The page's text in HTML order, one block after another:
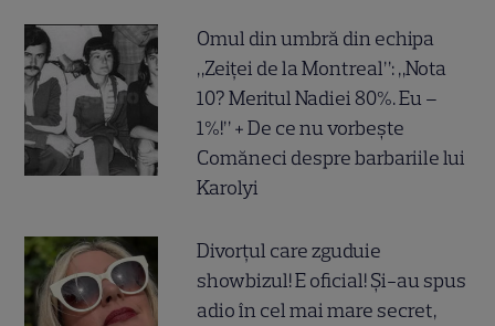
Omul din umbră din echipa
„Zeiței de la Montreal”: „Nota
10? Meritul Nadiei 80%. Eu –
1%!” + De ce nu vorbește
Comăneci despre barbariile lui
Karolyi
Divorțul care zguduie
showbizul! E oficial! Și-au spus
adio în cel mai mare secret,